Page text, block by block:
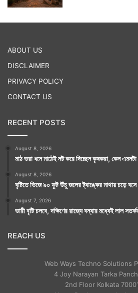
ABOUT US
DISCLAIMER
PRIVACY POLICY
CONTACT US
RECENT POSTS
August 8, 2026
মাঠ ভরা ধনে মাঠেই নষ্ট করে দিচ্ছেন কৃষকরা, কেন
August 8, 2026
বৃষ্টিতে ভিজে ৯০ ফুট উঁচু জলের ট্যাঙ্কের মাথায় চড়ে বসে
August 7, 2026
ভারী বৃষ্টি চলবে, দক্ষিণের রাজ্যে বন্যার মধ্যেই লাল
REACH US
Web Ways Techno Solutions
4 Joy Narayan Tarka
2nd Floor Kolkata